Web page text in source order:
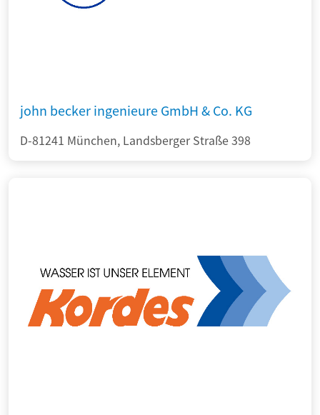
john becker ingenieure GmbH & Co. KG
D-81241 München, Landsberger Straße 398